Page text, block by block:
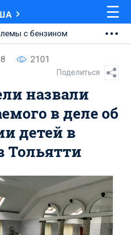
с бензином
площади
2101
Поделиться
назвали
в деле об
детей в
Тольятти